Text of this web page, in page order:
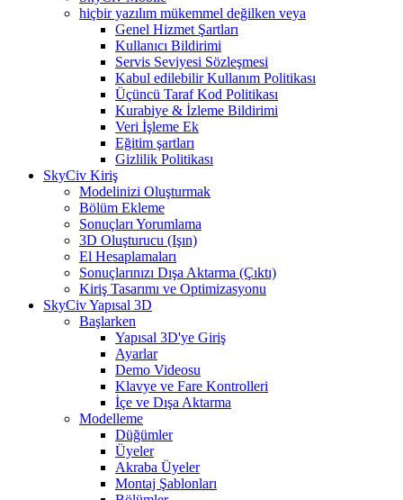
hiçbir yazılım mükemmel değilken veya
Genel Hizmet Şartları
Kullanıcı Bildirimi
Servis Seviyesi Sözleşmesi
Kabul edilebilir Kullanım Politikası
Üçüncü Taraf Kod Politikası
Kurabiye & İzleme Bildirimi
Veri İşleme Ek
Eğitim şartları
Gizlilik Politikası
SkyCiv Kiriş
Modelinizi Oluşturmak
Bölüm Ekleme
Sonuçları Yorumlama
3D Oluşturucu (Işın)
El Hesaplamaları
Sonuçlarınızı Dışa Aktarma (Çıktı)
Kiriş Tasarımı ve Optimizasyonu
SkyCiv Yapısal 3D
Başlarken
Yapısal 3D'ye Giriş
Ayarlar
Demo Videosu
Klavye ve Fare Kontrolleri
İçe ve Dışa Aktarma
Modelleme
Düğümler
Üyeler
Akraba Üyeler
Montaj Şablonları